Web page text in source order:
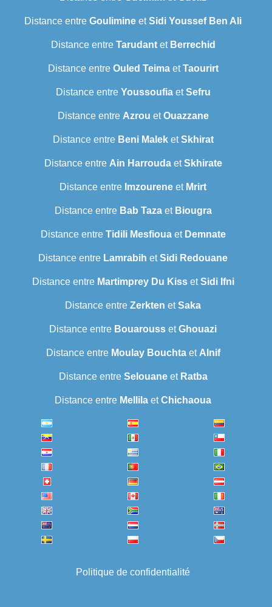
Distance entre Goulimine etSidi Youssef Ben Ali
Distance entre Tarudantet Berrechid
Distance entre Ouled TeimaetTaourirt
Distance entre YoussoufiaetSefru
Distance entre Azrou etOuazzane
Distance entre Beni MaleketSkhirat
Distance entre Ain HarroudaetSkhirate
Distance entre Imzourene et Mrirt
Distance entre Bab Tazaet Biougra
Distance entre Tidili Mesfiouaet Demnate
Distance entre Lamrabih etSidi Redouane
Distance entre Martimprey Du KissetSidi Ifni
Distance entre Zerkten etSaka
Distance entre Bouarouss etGhouazi
Distance entre Moulay Bouchtaet Alnif
Distance entre Selouaneet Ratba
Distance entre Mellila etChichaoua
Politique de confidentialité